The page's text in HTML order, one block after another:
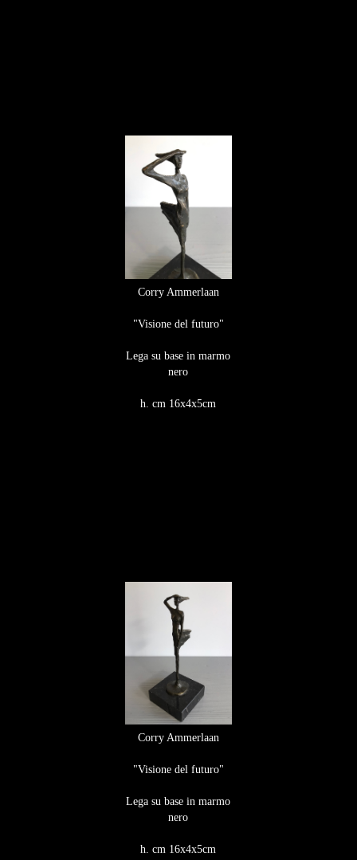
Corry Ammerlaan
"Visione del futuro"
Lega su base in marmo
nero​​​​​​​
h. cm 16x4x5cm
Corry Ammerlaan
"Visione del futuro"
Lega su base in marmo
nero​​​​​​​
h. cm 16x4x5cm